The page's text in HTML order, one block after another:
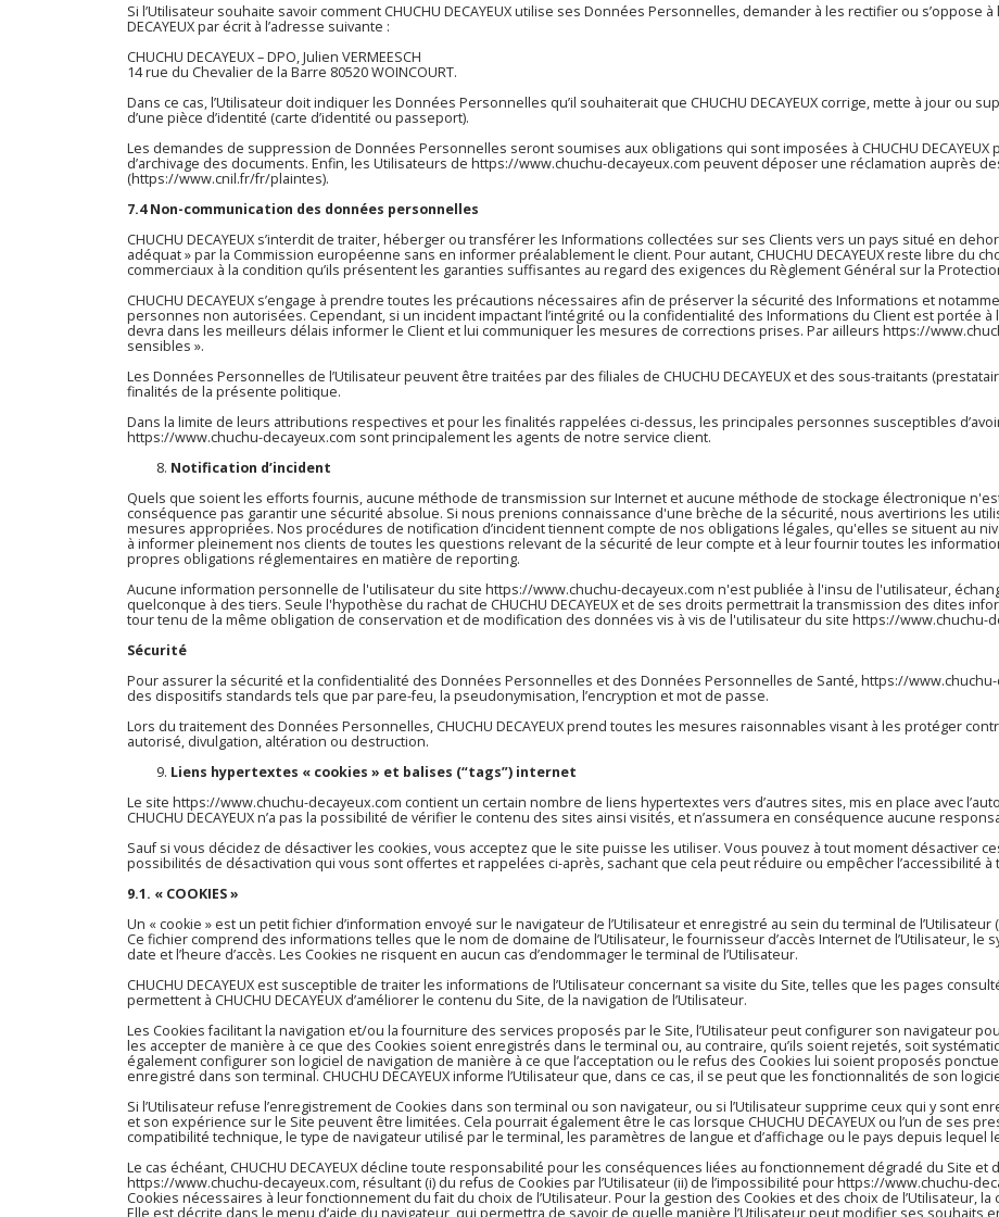
Si l’Utilisateur souhaite savoir comment CHUCHU DECAYEUX utilise ses Données Personnelles, demander à les rectifier ou s’oppose
DECAYEUX par écrit à l’adresse suivante :
CHUCHU DECAYEUX – DPO, Julien VERMEESCH
14 rue du Chevalier de la Barre 80520 WOINCOURT.
Dans ce cas, l’Utilisateur doit indiquer les Données Personnelles qu’il souhaiterait que CHUCHU DECAYEUX corrige, mette à jour ou
d’une pièce d’identité (carte d’identité ou passeport).
Les demandes de suppression de Données Personnelles seront soumises aux obligations qui sont imposées à CHUCHU
d’archivage des documents. Enfin, les Utilisateurs de https://www.chuchu-decayeux.com peuvent déposer une réclamation auprès
(https://www.cnil.fr/fr/plaintes).
7.4 Non-communication des données personnelles
CHUCHU DECAYEUX s’interdit de traiter, héberger ou transférer les Informations collectées sur ses Clients vers un pays situé en
adéquat » par la Commission européenne sans en informer préalablement le client. Pour autant, CHUCHU DECAYEUX reste libre du
commerciaux à la condition qu’ils présentent les garanties suffisantes au regard des exigences du Règlement Général sur la
CHUCHU DECAYEUX s’engage à prendre toutes les précautions nécessaires afin de préserver la sécurité des Informations et
personnes non autorisées. Cependant, si un incident impactant l’intégrité ou la confidentialité des Informations du Client est portée à la
devra dans les meilleurs délais informer le Client et lui communiquer les mesures de corrections prises. Par ailleurs https://
sensibles ».
Les Données Personnelles de l’Utilisateur peuvent être traitées par des filiales de CHUCHU DECAYEUX et des sous-traitants
finalités de la présente politique.
Dans la limite de leurs attributions respectives et pour les finalités rappelées ci-dessus, les principales personnes susceptibles
https://www.chuchu-decayeux.com sont principalement les agents de notre service client.
Notification d’incident
Quels que soient les efforts fournis, aucune méthode de transmission sur Internet et aucune méthode de stockage électronique
conséquence pas garantir une sécurité absolue. Si nous prenions connaissance d'une brèche de la sécurité, nous avertirions les
mesures appropriées. Nos procédures de notification d’incident tiennent compte de nos obligations légales, qu'elles se situent au
à informer pleinement nos clients de toutes les questions relevant de la sécurité de leur compte et à leur fournir toutes les
propres obligations réglementaires en matière de reporting.
Aucune information personnelle de l'utilisateur du site https://www.chuchu-decayeux.com n'est publiée à l'insu de l'utilisateur,
quelconque à des tiers. Seule l'hypothèse du rachat de CHUCHU DECAYEUX et de ses droits permettrait la transmission des dites
tour tenu de la même obligation de conservation et de modification des données vis à vis de l'utilisateur du site https://www.chuchu-
Sécurité
Pour assurer la sécurité et la confidentialité des Données Personnelles et des Données Personnelles de Santé,https://www.chuchu-
des dispositifs standards tels que par pare-feu, la pseudonymisation, l’encryption et mot de passe.
Lors du traitement des Données Personnelles, CHUCHU DECAYEUX prend toutes les mesures raisonnables visant à les protéger
autorisé, divulgation, altération ou destruction.
Liens hypertextes « cookies » et balises (“tags”) internet
Le site https://www.chuchu-decayeux.com contient un certain nombre de liens hypertextes vers d’autres sites, mis en place avec
CHUCHU DECAYEUX n’a pas la possibilité de vérifier le contenu des sites ainsi visités, et n’assumera en conséquence aucune
Sauf si vous décidez de désactiver les cookies, vous acceptez que le site puisse les utiliser. Vous pouvez à tout moment désactiver
possibilités de désactivation qui vous sont offertes et rappelées ci-après, sachant que cela peut réduire ou empêcher l’accessibilité
9.1. « COOKIES »
Un « cookie » est un petit fichier d’information envoyé sur le navigateur de l’Utilisateur et enregistré au sein du terminal de
Ce fichier comprend des informations telles que le nom de domaine de l’Utilisateur, le fournisseur d’accès Internet de l’Utilisateur, le
date et l’heure d’accès. Les Cookies ne risquent en aucun cas d’endommager le terminal de l’Utilisateur.
CHUCHU DECAYEUX est susceptible de traiter les informations de l’Utilisateur concernant sa visite du Site, telles que les pages
permettent à CHUCHU DECAYEUX d’améliorer le contenu du Site, de la navigation de l’Utilisateur.
Les Cookies facilitant la navigation et/ou la fourniture des services proposés par le Site, l’Utilisateur peut configurer son navigateur
les accepter de manière à ce que des Cookies soient enregistrés dans le terminal ou, au contraire, qu’ils soient rejetés, soit
également configurer son logiciel de navigation de manière à ce que l’acceptation ou le refus des Cookies lui soient proposés
enregistré dans son terminal. CHUCHU DECAYEUX informe l’Utilisateur que, dans ce cas, il se peut que les fonctionnalités de son
Si l’Utilisateur refuse l’enregistrement de Cookies dans son terminal ou son navigateur, ou si l’Utilisateur supprime ceux qui y sont
et son expérience sur le Site peuvent être limitées. Cela pourrait également être le cas lorsque CHUCHU DECAYEUX ou l’un de ses
compatibilité technique, le type de navigateur utilisé par le terminal, les paramètres de langue et d’affichage ou le pays depuis lequel
Le cas échéant, CHUCHU DECAYEUX décline toute responsabilité pour les conséquences liées au fonctionnement dégradé du Site
https://www.chuchu-decayeux.com, résultant (i) du refus de Cookies par l’Utilisateur (ii) de l’impossibilité pourhttps://www.chuchu-
Cookies nécessaires à leur fonctionnement du fait du choix de l’Utilisateur. Pour la gestion des Cookies et des choix de l’Utilisateur,
Elle est décrite dans le menu d’aide du navigateur, qui permettra de savoir de quelle manière l’Utilisateur peut modifier ses souhaits